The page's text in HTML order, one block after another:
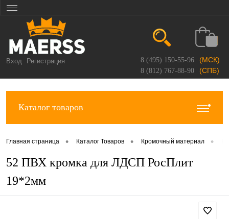
Вход Регистрация 8 (495) 150-55-96 (МСК)
8 (812) 767-88-90 (СПБ)
Каталог товаров
Главная страница • Каталог Товаров • Кромочный материал •
52 ПВХ кромка для ЛДСП РосПлит
19*2мм